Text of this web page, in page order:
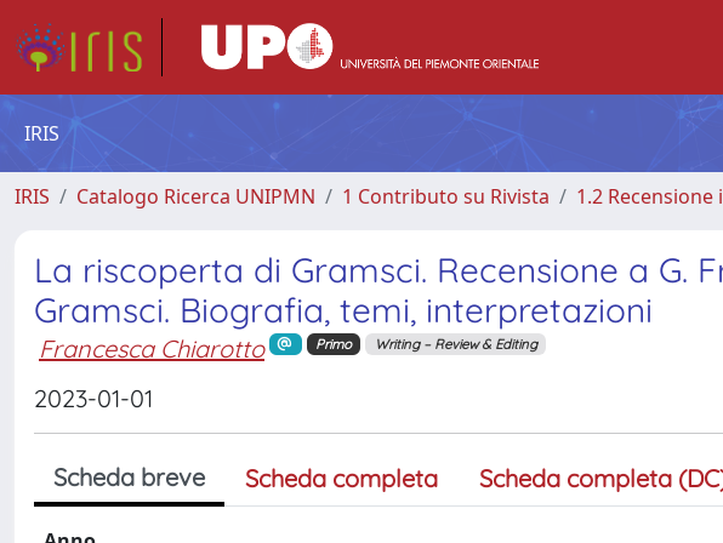
IRIS
IRIS Catalogo Ricerca UNIPMN 1 Contributo su Rivista 1.2 Recensione
La riscoperta di Gramsci. Recensione a G.
Gramsci. Biografia, temi, interpretazioni
Francesca Chiarotto Primo Writing – Review & Editing
2023-01-01
Scheda breve Scheda completa Scheda completa